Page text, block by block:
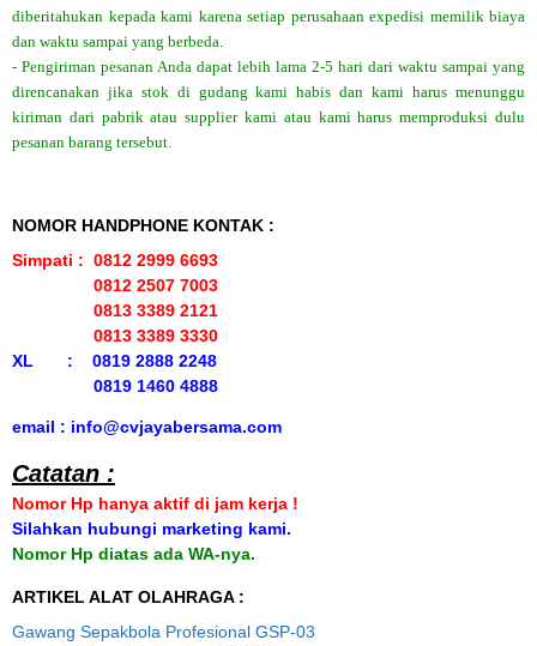
diberitahukan kepada kami karena setiap perusahaan expedisi memilik biaya
dan waktu sampai yang berbeda.
- Pengiriman pesanan Anda dapat lebih lama 2-5 hari dari waktu sampai yang
direncanakan jika stok di gudang kami habis dan kami harus menunggu
kiriman dari pabrik atau supplier kami atau kami harus memproduksi dulu
pesanan barang tersebut.
NOMOR HANDPHONE KONTAK :
Simpati : 0812 2999 6693
0812 2507 7003
0813 3389 2121
0813 3389 3330
XL : 0819 2888 2248
0819 1460 4888
email : info@cvjayabersama.com
Catatan :
Nomor Hp hanya aktif di jam kerja !
Silahkan hubungi marketing kami.
Nomor Hp diatas ada WA-nya.
ARTIKEL ALAT OLAHRAGA :
Gawang Sepakbola Profesional GSP-03